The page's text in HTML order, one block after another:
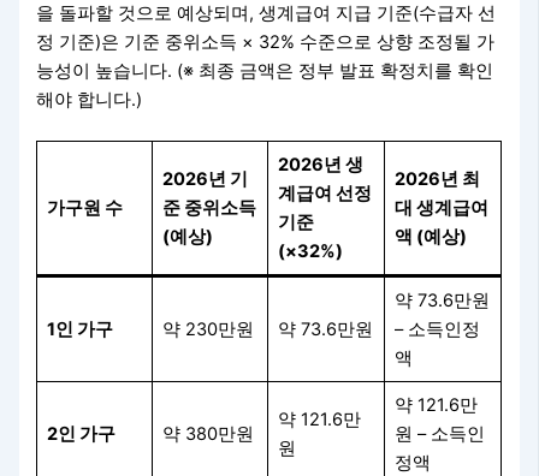
을 돌파할 것으로 예상되며, 생계급여 지급 기준(수급자 선
정 기준)은 기준 중위소득 × 32% 수준으로 상향 조정될 가
능성이 높습니다. (※ 최종 금액은 정부 발표 확정치를 확인
해야 합니다.)
가구원 수
2026년 기
준 중위소득
(예상)
2026년 생
계급여 선정
기준
(×32%)
2026년 최
대 생계급여
액 (예상)
1인 가구 약 230만원 약 73.6만원
약 73.6만원
– 소득인정
액
2인 가구 약 380만원
약 121.6만
원
약 121.6만
원 – 소득인
정액